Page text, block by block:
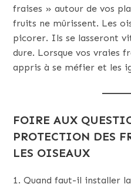
fraises » autour de vos
fruits ne mûrissent. Les
picorer. Ils se lasseront
dure. Lorsque vos vraies
appris à se méfier et les
FOIRE AUX
PROTECTION DES
LES OISEAUX
1. Quand faut-il installer